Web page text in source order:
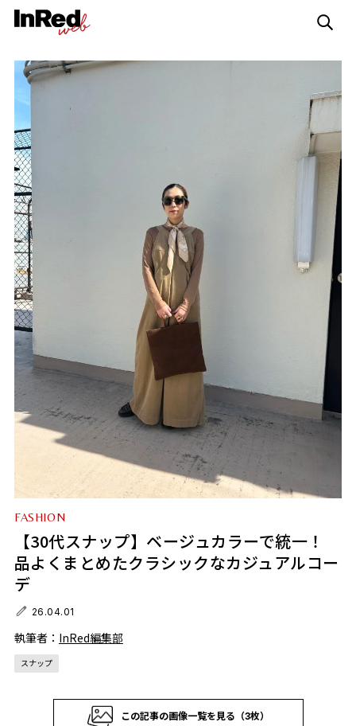
FASHION
【30代スナップ】ベージュカラーで統一！
品よくまとめたクラシックなカジュアルコー
デ
26.04.01
執筆者： InRed編集部
スナップ
この記事の画像一覧を見る（3枚）